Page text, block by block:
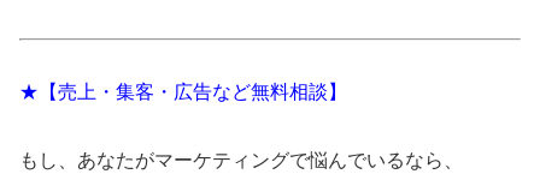
★【売上・集客・広告など無料相談】
もし、あなたがマーケティングで悩んでいるなら、